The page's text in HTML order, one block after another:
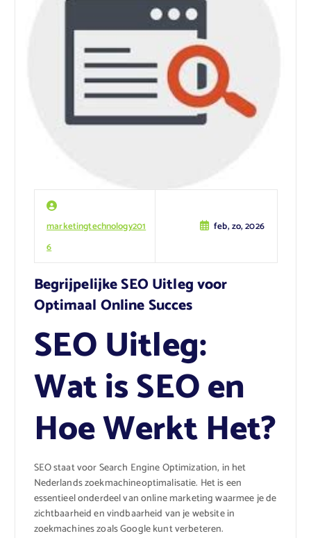
marketingtechnology201
6
feb, zo, 2026
Begrijpelijke SEO Uitleg voor
Optimaal Online Succes
SEO Uitleg:
Wat is SEO en
Hoe Werkt Het?
SEO staat voor Search Engine Optimization, in het
Nederlands zoekmachineoptimalisatie. Het is een
essentieel onderdeel van online marketing waarmee je de
zichtbaarheid en vindbaarheid van je website in
zoekmachines zoals Google kunt verbeteren.